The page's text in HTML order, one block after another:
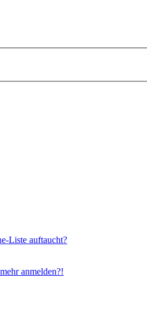
Liste auftaucht?
anmelden?!